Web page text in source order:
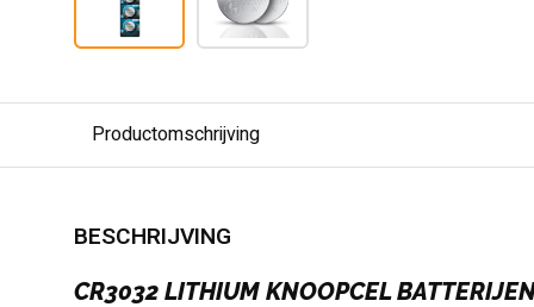
Productomschrijving
BESCHRIJVING
CR3032 LITHIUM KNOOPCEL